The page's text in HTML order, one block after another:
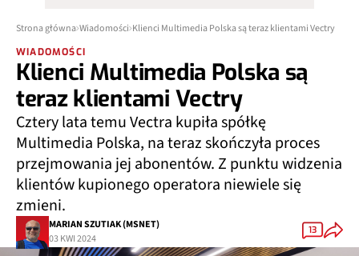
Strona główna Wiadomości Klienci Multimedia Polska są teraz klientami Vectry
WIADOMOŚCI
Klienci Multimedia Polska są
teraz klientami Vectry
Cztery lata temu Vectra kupiła spółkę
Multimedia Polska, na teraz skończyła proces
przejmowania jej abonentów. Z punktu widzenia
klientów kupionego operatora niewiele się
zmieni.
MARIAN SZUTIAK (MSNET)
03 KWI 2024
13